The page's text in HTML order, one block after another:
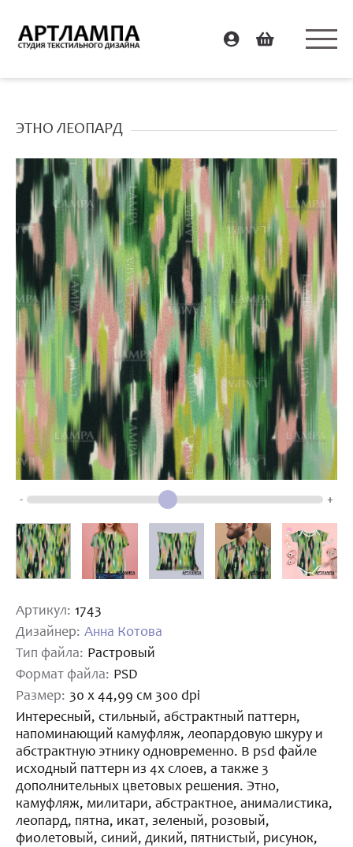
ЭТНО ЛЕОПАРД
- +
Артикул: 1743
Дизайнер: Анна Котова
Тип файла: Растровый
Формат файла: PSD
Размер: 30 х 44,99 см 300 dpi
Интересный, стильный, абстрактный паттерн,
напоминающий камуфляж, леопардовую шкуру и
абстрактную этнику одновременно. В psd файле
исходный паттерн из 4х слоев, а также 3
дополнительных цветовых решения. Этно,
камуфляж, милитари, абстрактное, анималистика,
леопард, пятна, икат, зеленый, розовый,
фиолетовый, синий, дикий, пятнистый, рисунок,